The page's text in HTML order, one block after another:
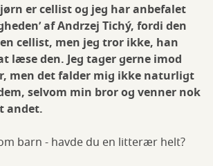
er cellist og jeg har anbefalet
af Andrzej Tichý, fordi den
cellist, men jeg tror ikke, han
læse den. Jeg tager gerne imod
men det falder mig ikke naturligt
selvom min bror og venner nok
andet.
barn - havde du en litterær helt?